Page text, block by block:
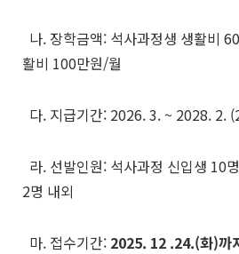
나. 장학금액: 석사과정생 생활비
활비 100만원/월
다. 지급기간: 2026. 3. ~ 2028. 2.
라. 선발인원: 석사과정 신입생 10
2명 내외
마. 접수기간: 2025. 12 .24.(화)까